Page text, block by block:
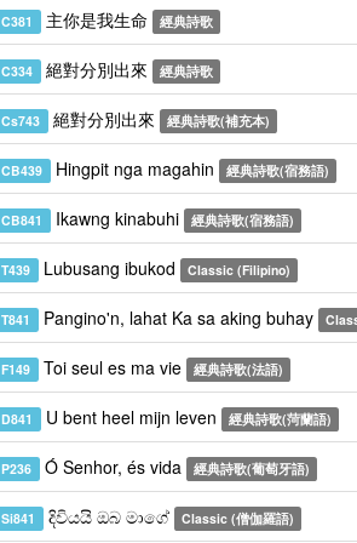
C381 主你是我生命 經典詩歌
C334 絕對分別出來 經典詩歌
Cs743 絕對分別出來 經典詩歌(補充本)
CB439 Hingpit nga magahin 經典詩歌(宿務語)
CB841 Ikawng kinabuhi 經典詩歌(宿務語)
T439 Lubusang ibukod Classic (Filipino)
T841 Pangino'n, lahat Ka sa aking buhay
F149 Toi seul es ma vie 經典詩歌(法語)
D841 U bent heel mijn leven 經典詩歌(菏蘭語)
P236 Ó Senhor, és vida 經典詩歌(葡萄牙語)
Si841 දිවියයි ඔබ මාගේ Classic (僧伽羅語)